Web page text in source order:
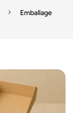
Emballage